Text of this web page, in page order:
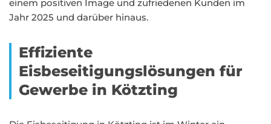
einem positiven Image und zufriedenen Kunden im
Jahr 2025 und darüber hinaus.
Effiziente
Eisbeseitigungslösungen für
Gewerbe in Kötzting